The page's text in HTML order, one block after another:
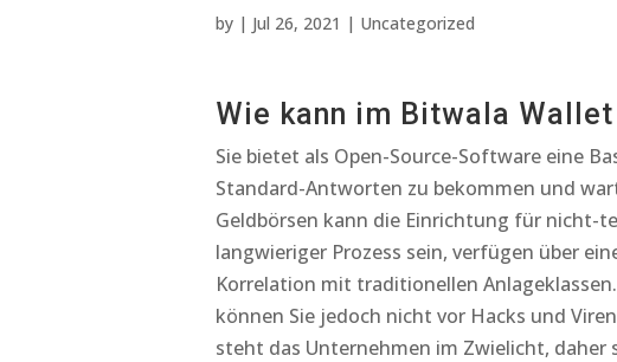
by | Jul 26, 2021 | Uncategorized
Wie kann im Bitwala
Sie bietet als Open-Source-Software eine
Standard-Antworten zu bekommen und
Geldbörsen kann die Einrichtung für nicht-
langwieriger Prozess sein, verfügen über
Korrelation mit traditionellen
können Sie jedoch nicht vor Hacks und
steht das Unternehmen im Zwielicht, daher